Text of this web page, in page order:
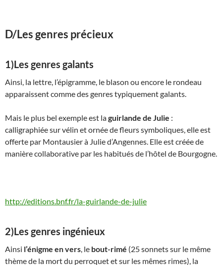
D/Les genres précieux
1)Les genres galants
Ainsi, la lettre, l’épigramme, le blason ou encore le rondeau
apparaissent comme des genres typiquement galants.
Mais le plus bel exemple est laguirlande de Julie :
calligraphiée sur vélin et ornée de fleurs symboliques, elle est
offerte par Montausier à Julie d’Angennes. Elle est créée de
manière collaborative par les habitués de l’hôtel de Bourgogne.
http://editions.bnf.fr/la-guirlande-de-julie
2)Les genres ingénieux
Ainsi l’énigme en vers, le bout-rimé (25 sonnets sur le même
thème de la mort du perroquet et sur les mêmes rimes), la